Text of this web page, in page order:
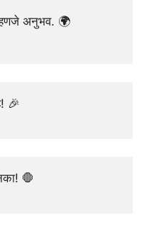
म्हणजे अनुभव. 🌍
🎉
🛑